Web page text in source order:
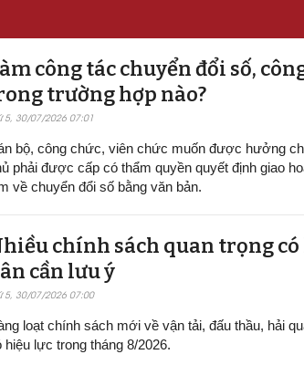
công tác chuyển đổi số,
trường hợp nào?
5, 30/07/2026 07:01
bộ, công chức, viên chức muốn được hưởng
phải được cấp có thẩm quyền quyết định giao
về chuyển đổi số bằng văn bản.
chính sách quan trọng
cần lưu ý
5, 30/07/2026 07:00
loạt chính sách mới về vận tải, đấu thầu, hải
hiệu lực trong tháng 8/2026.